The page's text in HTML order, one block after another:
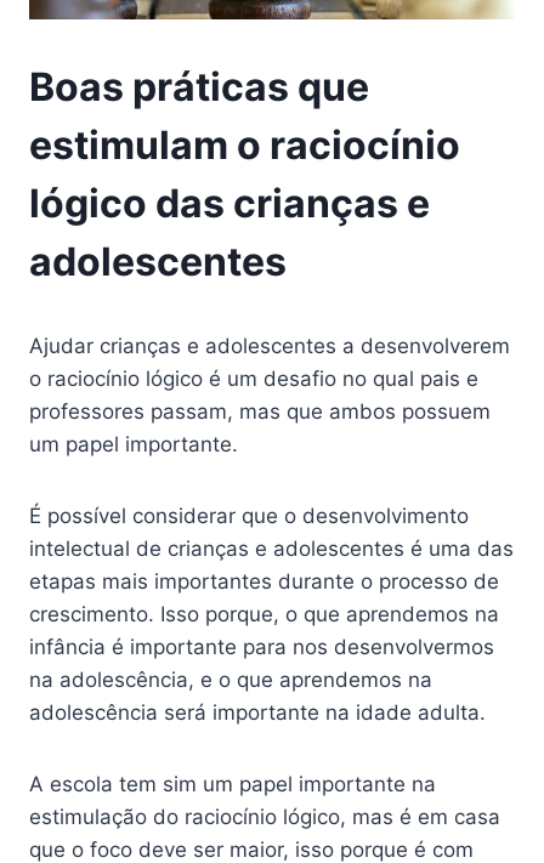
Boas práticas que
estimulam o raciocínio
lógico das crianças e
adolescentes
Ajudar crianças e adolescentes a desenvolverem
o raciocínio lógico é um desafio no qual pais e
professores passam, mas que ambos possuem
um papel importante.
É possível considerar que o desenvolvimento
intelectual de crianças e adolescentes é uma das
etapas mais importantes durante o processo de
crescimento. Isso porque, o que aprendemos na
infância é importante para nos desenvolvermos
na adolescência, e o que aprendemos na
adolescência será importante na idade adulta.
A escola tem sim um papel importante na
estimulação do raciocínio lógico, mas é em casa
que o foco deve ser maior, isso porque é com